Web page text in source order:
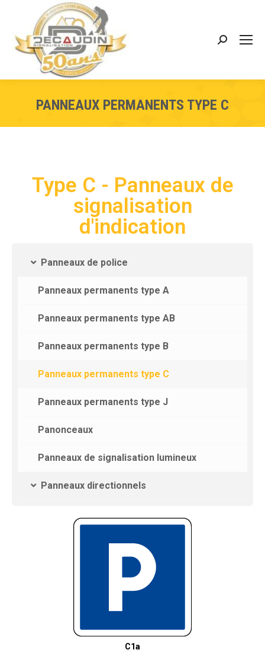
PANNEAUX PERMANENTS TYPE C
Type C - Panneaux de
signalisation
d'indication
Panneaux de police
Panneaux permanents type A
Panneaux permanents type AB
Panneaux permanents type B
Panneaux permanents type C
Panneaux permanents type J
Panonceaux
Panneaux de signalisation lumineux
Panneaux directionnels
C1a